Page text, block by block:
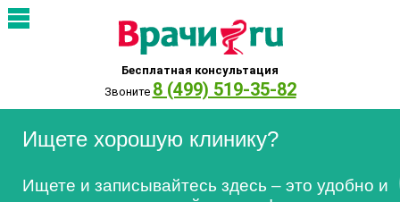
Бесплатная консультация
Звоните 8 (499) 519-35-82
Ищете хорошую клинику?
Ищете и записывайтесь здесь – это удобно и